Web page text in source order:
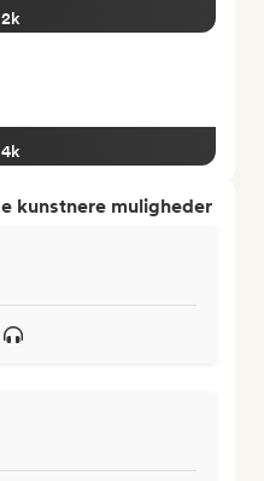
kunstnere muligheder